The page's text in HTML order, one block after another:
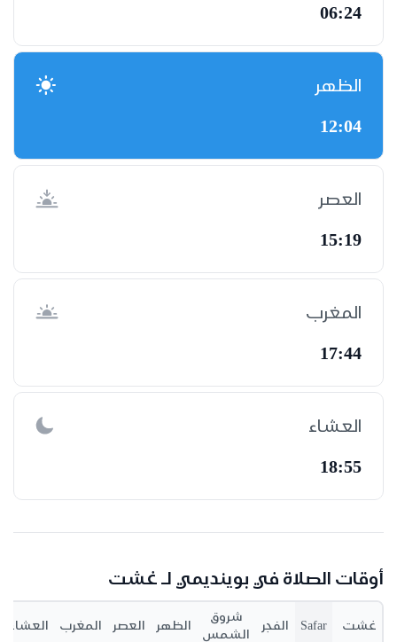
06:24
الظهر
12:04
العصر
15:19
المغرب
17:44
العشاء
18:55
أوقات الصلاة في بوينديمي لـ غشت
غشت Safar الفجر
شروق
الشمس
الظهر العصر المغرب العشاء